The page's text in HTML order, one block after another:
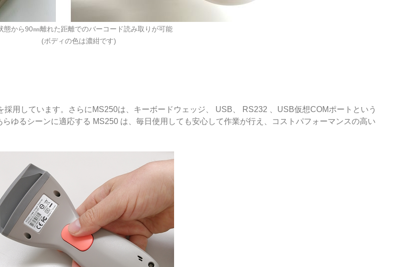
態から90㎜離れた距離でのバーコード読み取りが可能
(ボディの色は濃紺です)
用しています。さらにMS250は、キーボードウェッジ、 USB、 RS232 、USB仮想COMポートという
ゆるシーンに適応する MS250 は、毎日使用しても安心して作業が行え、コストパフォーマンスの高い